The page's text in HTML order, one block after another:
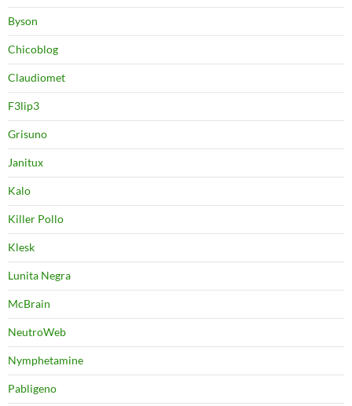
Byson
Chicoblog
Claudiomet
F3lip3
Grisuno
Janitux
Kalo
Killer Pollo
Klesk
Lunita Negra
McBrain
NeutroWeb
Nymphetamine
Pabligeno